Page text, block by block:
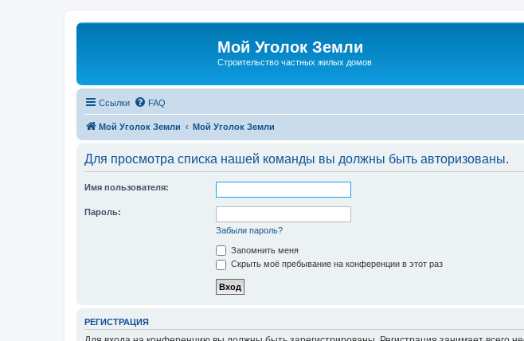
Мой Уголок Земли
Cтроительство частных жилых домов
Ссылки FAQ
Мой Уголок Земли Мой Уголок Земли
Для просмотра списка нашей команды вы должны быть авторизованы.
Имя пользователя:
Пароль:
Забыли пароль?
Запомнить меня
Скрыть моё пребывание на конференции в этот раз
РЕГИСТРАЦИЯ